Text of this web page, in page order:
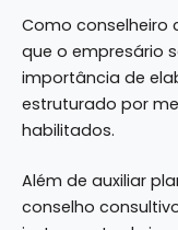
Como conselheiro
que o empresário
importância de
estruturado por
habilitados.
Além de auxiliar
conselho